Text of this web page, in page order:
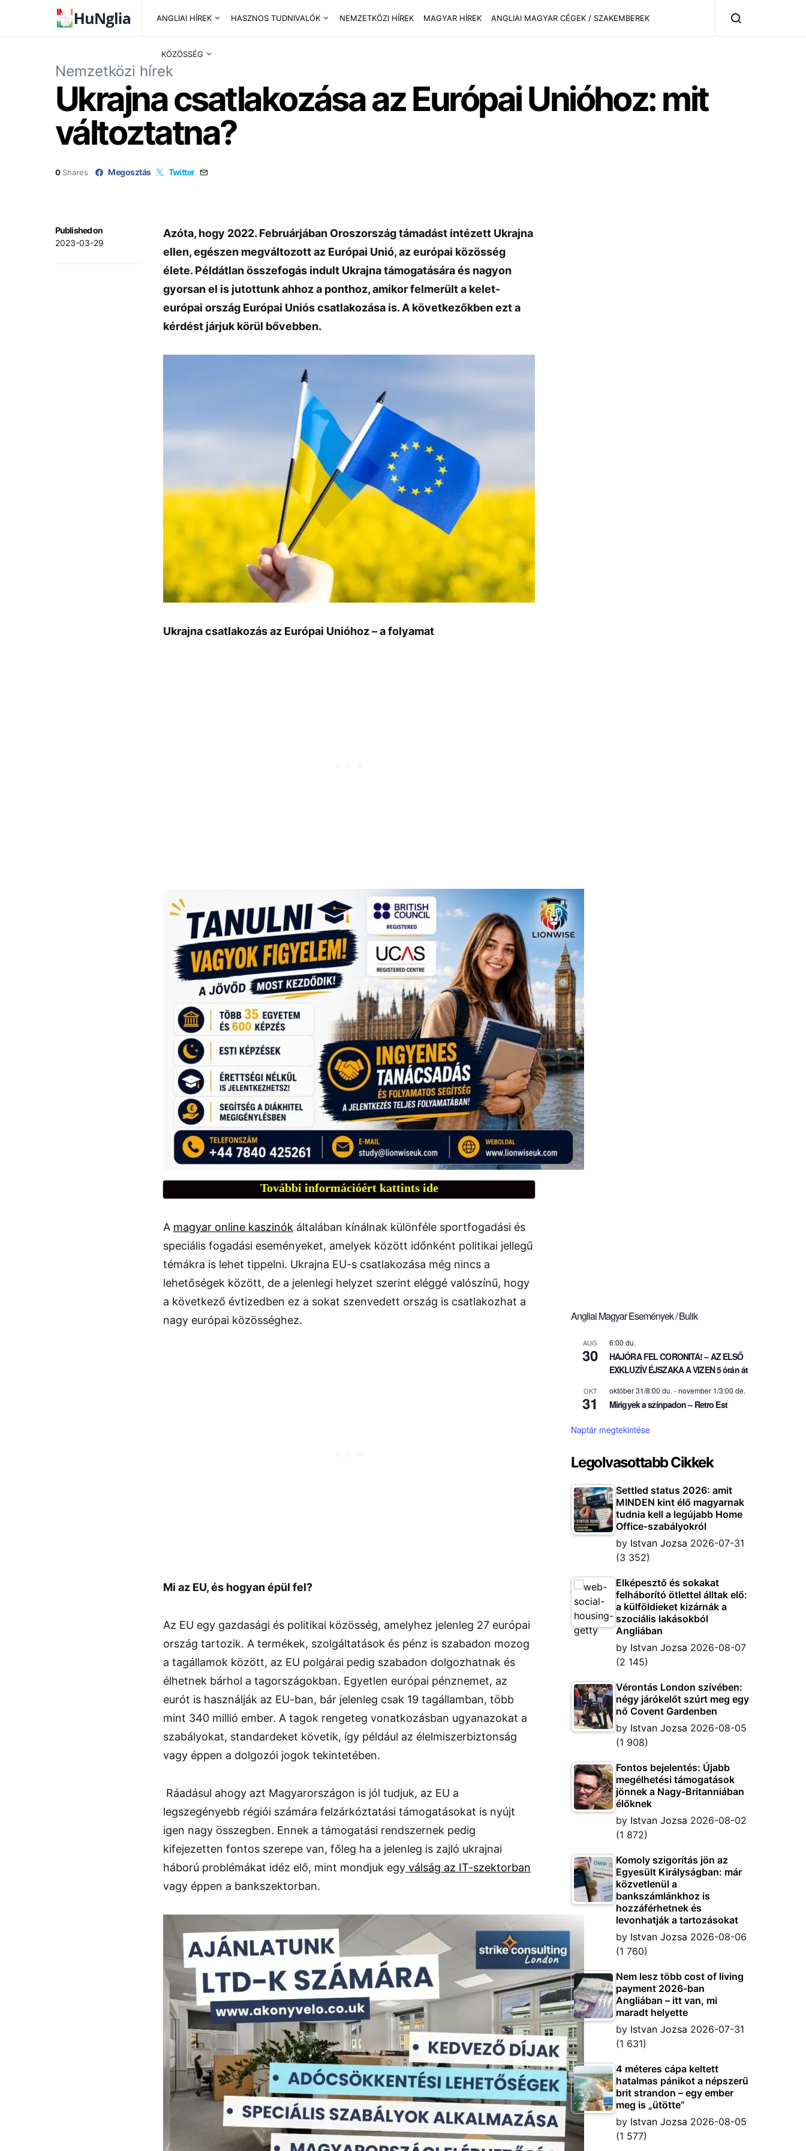
ANGLIAI HÍREK HASZNOS TUDNIVALÓK NEMZETKÖZI HÍREK MAGYAR HÍREK ANGLIAI MAGYAR CÉGEK / SZAKEMBEREK
KÖZÖSSÉG
Nemzetközi hírek
Ukrajna csatlakozása az Európai Unióhoz: mit
változtatna?
0 Shares Megosztás Twitter
Published on
2023-03-29
Azóta, hogy 2022. Februárjában Oroszország támadást intézett Ukrajna
ellen, egészen megváltozott az Európai Unió, az európai közösség
élete. Példátlan összefogás indult Ukrajna támogatására és nagyon
gyorsan el is jutottunk ahhoz a ponthoz, amikor felmerült a kelet-
európai ország Európai Uniós csatlakozása is. A következőkben ezt a
kérdést járjuk körül bővebben.
Ukrajna csatlakozás az Európai Unióhoz – a folyamat
További információért kattints ide
A magyar online kaszinók általában kínálnak különféle sportfogadási és
speciális fogadási eseményeket, amelyek között időnként politikai jellegű
témákra is lehet tippelni. Ukrajna EU-s csatlakozása még nincs a
lehetőségek között, de a jelenlegi helyzet szerint eléggé valószínű, hogy
a következő évtizedben ez a sokat szenvedett ország is csatlakozhat a
nagy európai közösséghez.
Mi az EU, és hogyan épül fel?
Az EU egy gazdasági és politikai közösség, amelyhez jelenleg 27 európai
ország tartozik. A termékek, szolgáltatások és pénz is szabadon mozog
a tagállamok között, az EU polgárai pedig szabadon dolgozhatnak és
élhetnek bárhol a tagországokban. Egyetlen európai pénznemet, az
eurót is használják az EU-ban, bár jelenleg csak 19 tagállamban, több
mint 340 millió ember. A tagok rengeteg vonatkozásban ugyanazokat a
szabályokat, standardeket követik, így például az élelmiszerbiztonság
vagy éppen a dolgozói jogok tekintetében.
Ráadásul ahogy azt Magyarországon is jól tudjuk, az EU a
legszegényebb régiói számára felzárkóztatási támogatásokat is nyújt
igen nagy összegben. Ennek a támogatási rendszernek pedig
kifejezetten fontos szerepe van, főleg ha a jelenleg is zajló ukrajnai
háború problémákat idéz elő, mint mondjuk egy válság az IT-szektorban
vagy éppen a bankszektorban.
Angliai Magyar Események / Bulik
AUG
30
6:00 du.
HAJÓRA FEL CORONITA! – AZ ELSŐ
EXKLUZÍV ÉJSZAKA A VIZEN 5 órán át
OKT
31
október 31/8:00 du. -november 1/3:00 de.
Mirigyek a színpadon – Retro Est
Naptár megtekintése
Legolvasottabb Cikkek
Settled status 2026: amit
MINDEN kint élő magyarnak
tudnia kell a legújabb Home
Office-szabályokról
by Istvan Jozsa 2026-07-31
(3 352)
Elképesztő és sokakat
felháborító ötlettel álltak elő:
a külföldieket kizárnák a
szociális lakásokból
Angliában
by Istvan Jozsa 2026-08-07
(2 145)
Vérontás London szívében:
négy járókelőt szúrt meg egy
nő Covent Gardenben
by Istvan Jozsa 2026-08-05
(1 908)
Fontos bejelentés: Újabb
megélhetési támogatások
jönnek a Nagy-Britanniában
élőknek
by Istvan Jozsa 2026-08-02
(1 872)
Komoly szigorítás jön az
Egyesült Királyságban: már
közvetlenül a
bankszámlánkhoz is
hozzáférhetnek és
levonhatják a tartozásokat
by Istvan Jozsa 2026-08-06
(1 760)
Nem lesz több cost of living
payment 2026-ban
Angliában – itt van, mi
maradt helyette
by Istvan Jozsa 2026-07-31
(1 631)
4 méteres cápa keltett
hatalmas pánikot a népszerű
brit strandon – egy ember
meg is „ütötte”
by Istvan Jozsa 2026-08-05
(1 577)